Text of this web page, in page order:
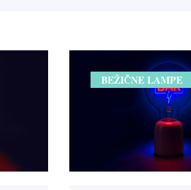
BEŽIČNE LAMPE